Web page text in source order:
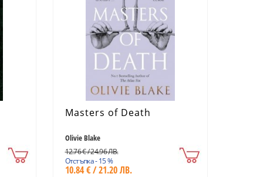
Masters of Death
Olivie Blake
12.76 € / 24.96 ЛВ.
Отстъпка - 15 %
10.84 € / 21.20 ЛВ.